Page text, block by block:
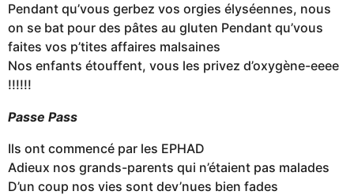
Pendant qu’vous gerbez vos orgies élyséennes, nous
on se bat pour des pâtes au gluten Pendant qu’vous
faites vos p’tites affaires malsaines
Nos enfants étouffent, vous les privez d’oxygène-eeee
!!!!!!
Passe Pass
Ils ont commencé par les EPHAD
Adieux nos grands-parents qui n’étaient pas malades
D’un coup nos vies sont dev’nues bien fades